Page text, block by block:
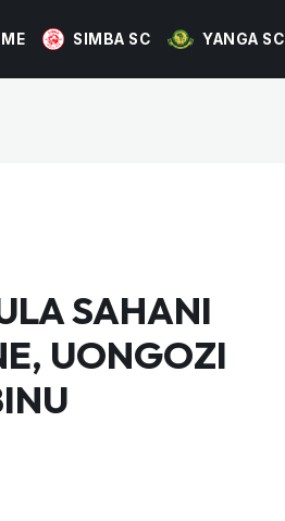
SIMBA SC YANGA SC
SAHANI
UONGOZI